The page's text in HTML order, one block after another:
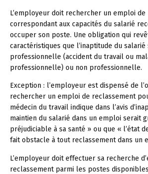
L’employeur doit rechercher un emploi
correspondant aux capacités du salarié
occuper son poste. Une obligation qui
caractéristiques que l’inaptitude du salarié
professionnelle (accident du travail ou
professionnelle) ou non professionnelle.
Exception : l’employeur est dispensé de
rechercher un emploi de reclassement
médecin du travail indique dans l’avis
maintien du salarié dans un emploi serait
préjudiciable à sa santé » ou que « l’état
fait obstacle à tout reclassement dans un
L’employeur doit effectuer sa recherche
reclassement parmi les postes